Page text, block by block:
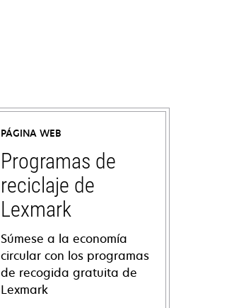
PÁGINA WEB
Programas de
reciclaje de
Lexmark
Súmese a la economía
circular con los programas
de recogida gratuita de
Lexmark